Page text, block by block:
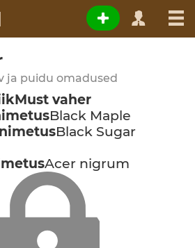
ja puidu omadused
Must vaher
Black Maple
Black Sugar
Acer nigrum